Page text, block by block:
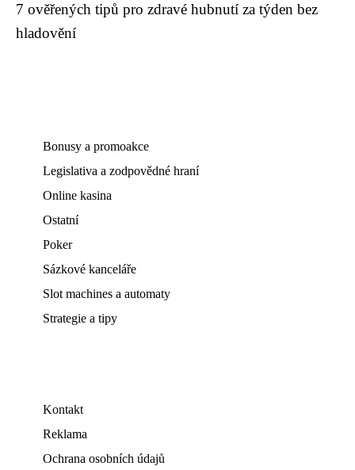
7 ověřených tipů pro zdravé hubnutí za týden bez
hladovění
Bonusy a promoakce
Legislativa a zodpovědné hraní
Online kasina
Ostatní
Poker
Sázkové kanceláře
Slot machines a automaty
Strategie a tipy
Kontakt
Reklama
Ochrana osobních údajů